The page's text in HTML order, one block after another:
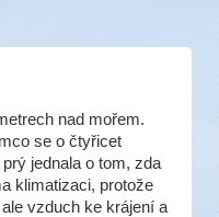
nad mořem.
se o čtyřicet
jednala o tom, zda
klimatizaci, protože
vzduch ke krájení a